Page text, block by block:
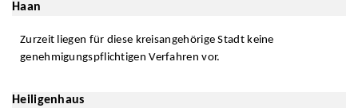
Haan
Zurzeit liegen für diese kreisangehörige Stadt keine
genehmigungspflichtigen Verfahren vor.
Heiligenhaus